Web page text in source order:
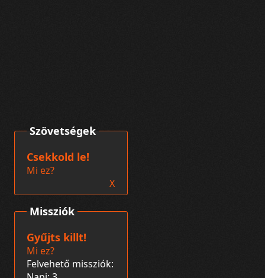
Missziók
Gyűjts killt!
Mi ez?
Felvehető missziók:
Szövetségek
Csekkold le!
Mi ez?
X